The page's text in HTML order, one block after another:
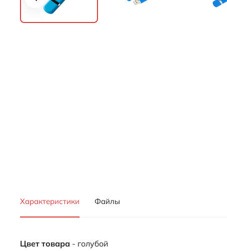
Характеристики Файлы
Цвет товара - голубой